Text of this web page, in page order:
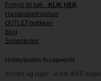
Fortryd dit køb - KLIK HER
Handelsbetingelser
OUTLET-butikken
Blog
Scrapskolen
Hobbyboden Scrapworld
(Kontor og lager - vi har IKKE